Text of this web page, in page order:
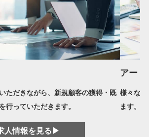
ただきながら、新規顧客の獲得・既
行っていただきます。
人情報を見る▶︎
アー
様々な
ます。